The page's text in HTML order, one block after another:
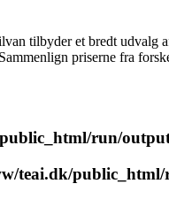
tilbyder et bredt udvalg
priserne fra
run/
teai.dk/